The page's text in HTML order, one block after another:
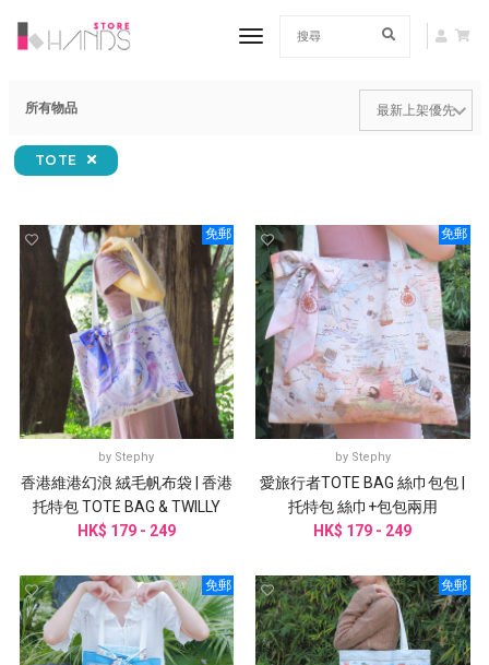
toggle navigation
所有物品
TOTE
免郵
by Stephy
香港維港幻浪 絨毛帆布袋 | 香港
托特包 TOTE BAG & TWILLY
HK$ 179 - 249
免郵
by Stephy
愛旅行者TOTE BAG 絲巾包包 |
托特包 絲巾+包包兩用
HK$ 179 - 249
免郵 免郵